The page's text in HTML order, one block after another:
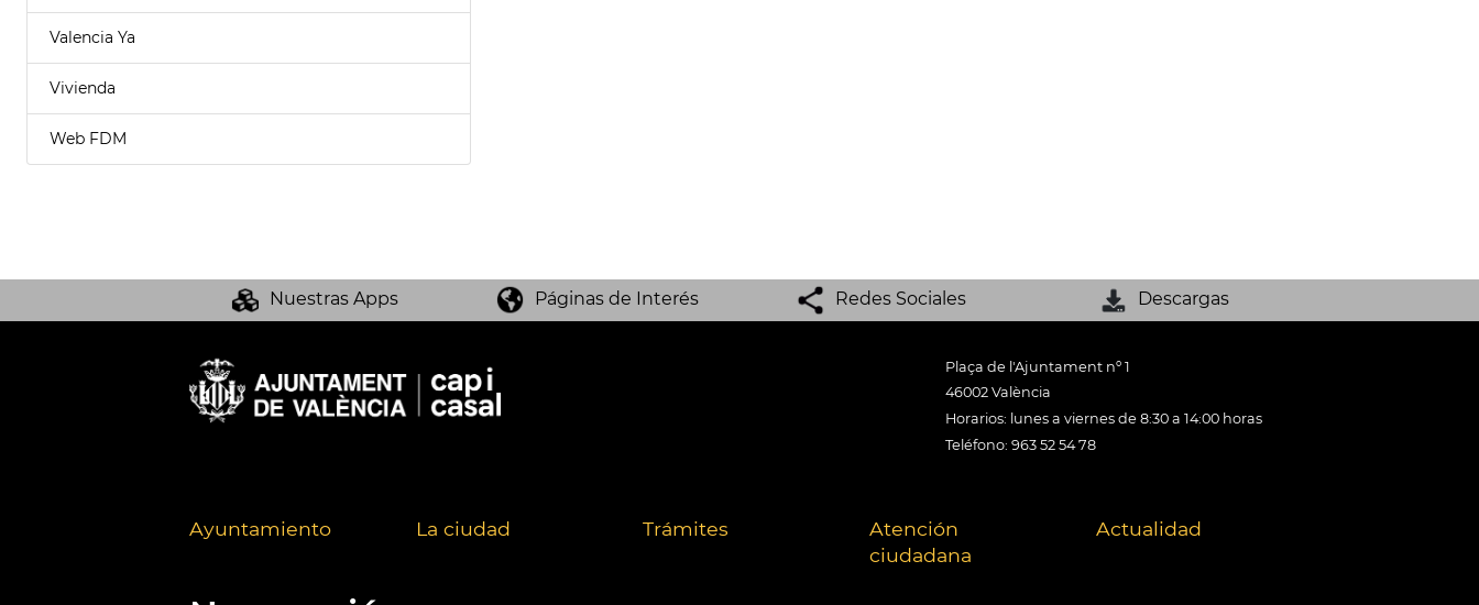
Valencia Ya
Vivienda
Web FDM
Nuestras Apps Páginas de Interés Redes Sociales Descargas
Plaça de l'Ajuntament nº 1
46002 València
Horarios: lunes a viernes de 8:30 a 14:00 horas
Teléfono: 963 52 54 78
Ayuntamiento La ciudad Trámites
Atención
ciudadana
Actualidad